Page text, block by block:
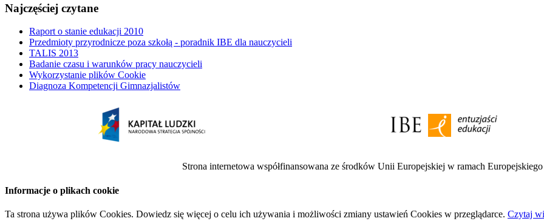
Najczęściej czytane
Raport o stanie edukacji 2010
Przedmioty przyrodnicze poza szkołą - poradnik IBE dla nauczycieli
TALIS 2013
Badanie czasu i warunków pracy nauczycieli
Wykorzystanie plików Cookie
Diagnoza Kompetencji Gimnazjalistów
Strona internetowa współfinansowana ze środków Unii Europejskiej w ramach Europejskiego
Informacje o plikach cookie
Ta strona używa plików Cookies. Dowiedz się więcej o celu ich używania i możliwości zmiany ustawień Cookies w przeglądarce. Czytaj